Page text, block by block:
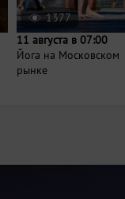
1377
11 августа в 07:00
Йога на Московском
рынке